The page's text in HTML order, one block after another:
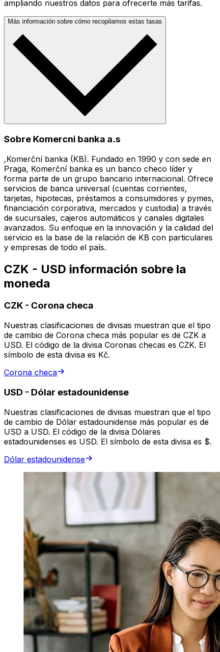
ampliando nuestros datos para ofrecerte más tarifas.
Más información sobre cómo recopilamos estas tasas
Sobre Komercni banka a.s
,Komerční banka (KB). Fundado en 1990 y con sede en
Praga, Komerční banka es un banco checo líder y
forma parte de un grupo bancario internacional. Ofrece
servicios de banca universal (cuentas corrientes,
tarjetas, hipotecas, préstamos a consumidores y pymes,
financiación corporativa, mercados y custodia) a través
de sucursales, cajeros automáticos y canales digitales
avanzados. Su enfoque en la innovación y la calidad del
servicio es la base de la relación de KB con particulares
y empresas de todo el país.
CZK - USD información sobre la
moneda
CZK - Corona checa
Nuestras clasificaciones de divisas muestran que el tipo
de cambio de Corona checa más popular es de CZK a
USD. El código de la divisa Coronas checas es CZK. El
símbolo de esta divisa es Kč.
Corona checa
USD - Dólar estadounidense
Nuestras clasificaciones de divisas muestran que el tipo
de cambio de Dólar estadounidense más popular es de
USD a USD. El código de la divisa Dólares
estadounidenses es USD. El símbolo de esta divisa es $.
Dólar estadounidense